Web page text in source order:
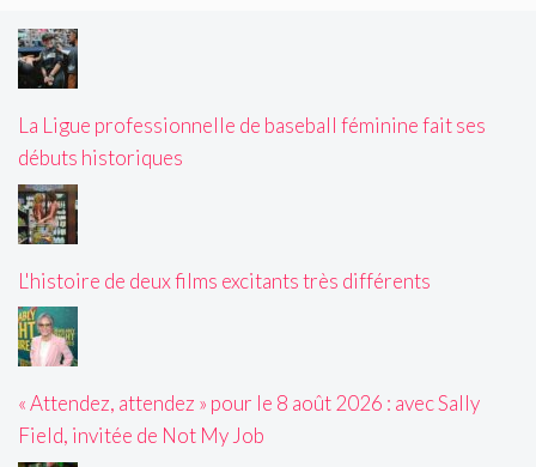
La Ligue professionnelle de baseball féminine fait ses
débuts historiques
L'histoire de deux films excitants très différents
« Attendez, attendez » pour le 8 août 2026 : avec Sally
Field, invitée de Not My Job